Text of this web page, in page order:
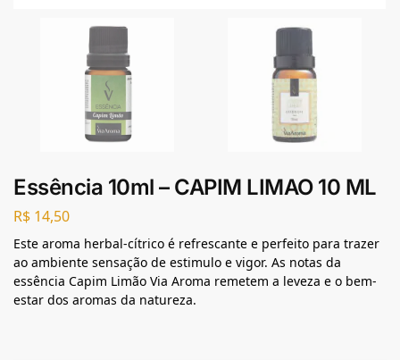
Essência 10ml – CAPIM LIMAO 10 ML
R$ 14,50
Este aroma herbal-cítrico é refrescante e perfeito para trazer
ao ambiente sensação de estimulo e vigor. As notas da
essência Capim Limão Via Aroma remetem a leveza e o bem-
estar dos aromas da natureza.